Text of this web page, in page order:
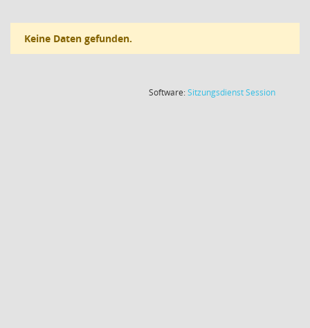
Keine Daten gefunden.
Software:SitzungsdienstSession(Wird in